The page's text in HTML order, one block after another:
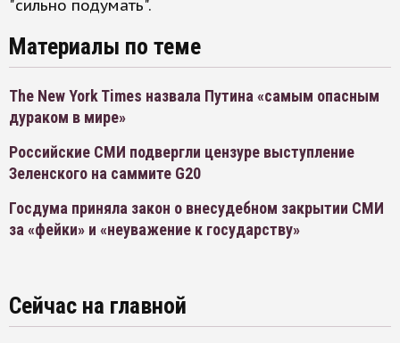
"сильно подумать".
Материалы по теме
The New York Times назвала Путина «самым опасным
дураком в мире»
Российские СМИ подвергли цензуре выступление
Зеленского на саммите G20
Госдума приняла закон о внесудебном закрытии СМИ
за «фейки» и «неуважение к государству»
Сейчас на главной